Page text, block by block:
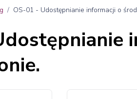
OS-01 - Udostępnianie informacji o